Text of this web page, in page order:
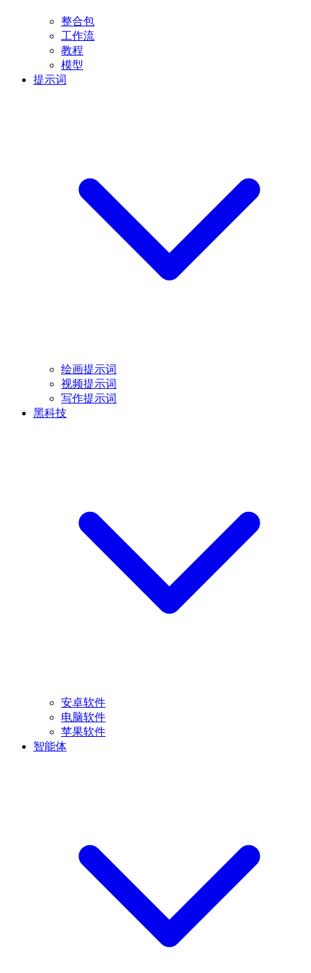
整合包
工作流
教程
模型
提示词
绘画提示词
视频提示词
写作提示词
黑科技
安卓软件
电脑软件
苹果软件
智能体